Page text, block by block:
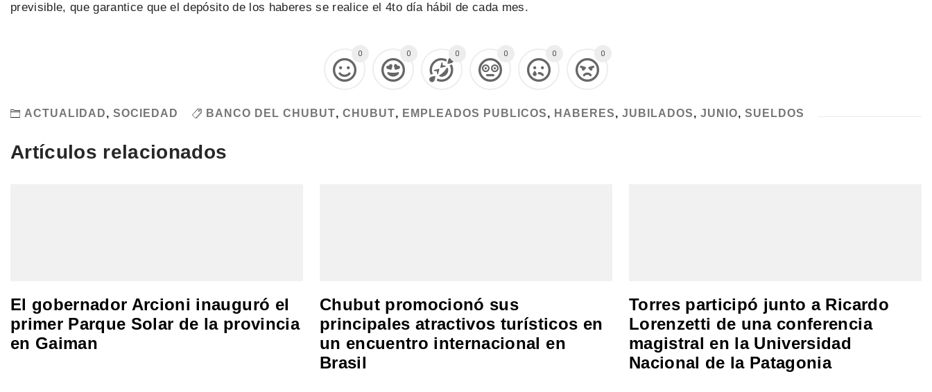
previsible, que garantice que el depósito de los haberes se realice el 4to día hábil de cada mes.
0 0 0 0 0 0
ACTUALIDAD, SOCIEDAD BANCO DEL CHUBUT, CHUBUT, EMPLEADOS PUBLICOS, HABERES, JUBILADOS, JUNIO, SUELDOS
Artículos relacionados
El gobernador Arcioni inauguró el
primer Parque Solar de la provincia
en Gaiman
Chubut promocionó sus
principales atractivos turísticos en
un encuentro internacional en
Brasil
Torres participó junto a Ricardo
Lorenzetti de una conferencia
magistral en la Universidad
Nacional de la Patagonia